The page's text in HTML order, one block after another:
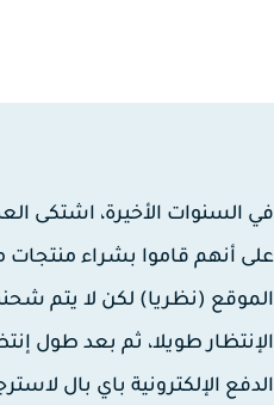
السنوات الأخيرة، اشتكى
أنهم قاموا بشراء منتجات
(نظريا) لكن لا يتم شحنها
طويلا، ثم بعد طول
الإلكترونية باي بال